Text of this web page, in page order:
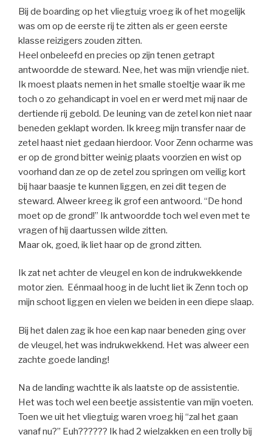
Bij de boarding op het vliegtuig vroeg ik of het mogelijk
was om op de eerste rij te zitten als er geen eerste
klasse reizigers zouden zitten.
Heel onbeleefd en precies op zijn tenen getrapt
antwoordde de steward. Nee, het was mijn vriendje niet.
Ik moest plaats nemen in het smalle stoeltje waar ik me
toch o zo gehandicapt in voel en er werd met mij naar de
dertiende rij gebold. De leuning van de zetel kon niet naar
beneden geklapt worden. Ik kreeg mijn transfer naar de
zetel haast niet gedaan hierdoor. Voor Zenn ocharme was
er op de grond bitter weinig plaats voorzien en wist op
voorhand dan ze op de zetel zou springen om veilig kort
bij haar baasje te kunnen liggen, en zei dit tegen de
steward. Alweer kreeg ik grof een antwoord. “De hond
moet op de grond!” Ik antwoordde toch wel even met te
vragen of hij daartussen wilde zitten.
Maar ok, goed, ik liet haar op de grond zitten.
Ik zat net achter de vleugel en kon de indrukwekkende
motor zien. Eénmaal hoog in de lucht liet ik Zenn toch op
mijn schoot liggen en vielen we beiden in een diepe slaap.
Bij het dalen zag ik hoe een kap naar beneden ging over
de vleugel, het was indrukwekkend. Het was alweer een
zachte goede landing!
Na de landing wachtte ik als laatste op de assistentie.
Het was toch wel een beetje assistentie van mijn voeten.
Toen we uit het vliegtuig waren vroeg hij “zal het gaan
vanaf nu?” Euh?????? Ik had 2 wielzakken en een trolly bij